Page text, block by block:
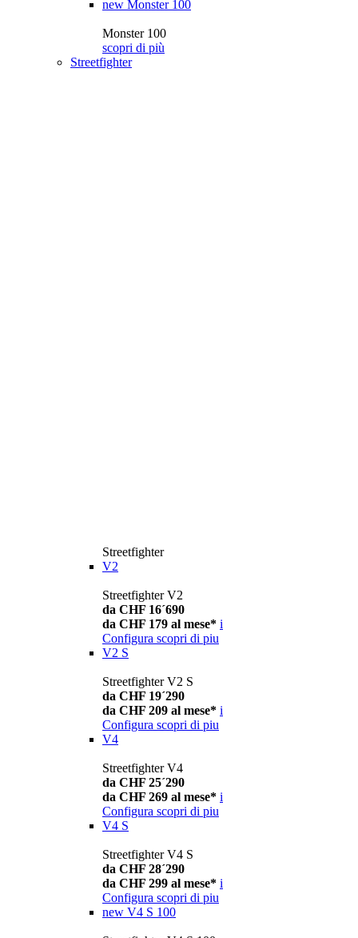
new Monster 100
Monster 100
scopri di più
Streetfighter
Streetfighter
V2
Streetfighter V2
da CHF 16´690
da CHF 179 al mese* i
Configura scopri di piu
V2 S
Streetfighter V2 S
da CHF 19´290
da CHF 209 al mese* i
Configura scopri di piu
V4
Streetfighter V4
da CHF 25´290
da CHF 269 al mese* i
Configura scopri di piu
V4 S
Streetfighter V4 S
da CHF 28´290
da CHF 299 al mese* i
Configura scopri di piu
new V4 S 100